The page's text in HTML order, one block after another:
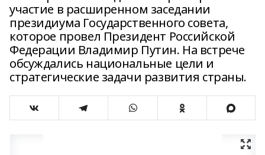
участие в расширенном заседании
президиума Государственного совета,
которое провел Президент Российской
Федерации Владимир Путин. На встрече
обсуждались национальные цели и
стратегические задачи развития страны.